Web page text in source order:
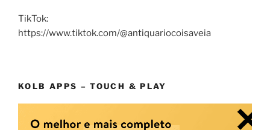
TikTok:
https://www.tiktok.com/@antiquariocoisaveia
KOLB APPS – TOUCH & PLAY